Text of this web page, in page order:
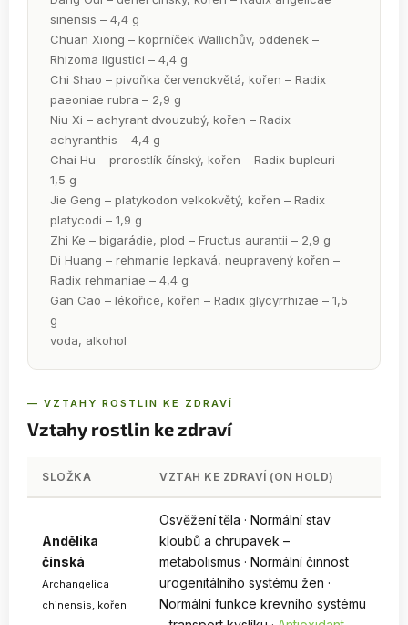
sinensis – 4,4 g
Chuan Xiong – koprníček Wallichův, oddenek –
Rhizoma ligustici – 4,4 g
Chi Shao – pivoňka červenokvětá, kořen – Radix
paeoniae rubra – 2,9 g
Niu Xi – achyrant dvouzubý, kořen – Radix
achyranthis – 4,4 g
Chai Hu – prorostlík čínský, kořen – Radix bupleuri –
1,5 g
Jie Geng – platykodon velkokvětý, kořen – Radix
platycodi – 1,9 g
Zhi Ke – bigarádie, plod – Fructus aurantii – 2,9 g
Di Huang – rehmanie lepkavá, neupravený kořen –
Radix rehmaniae – 4,4 g
Gan Cao – lékořice, kořen – Radix glycyrrhizae – 1,5
g
voda, alkohol
— VZTAHY ROSTLIN KE ZDRAVÍ
Vztahy rostlin ke zdraví
SLOŽKA VZTAH KE ZDRAVÍ (ON HOLD)
Andělika
čínská
Archangelica
chinensis, kořen
Osvěžení těla · Normální stav
kloubů a chrupavek –
metabolismus · Normální činnost
urogenitálního systému žen ·
Normální funkce krevního systému